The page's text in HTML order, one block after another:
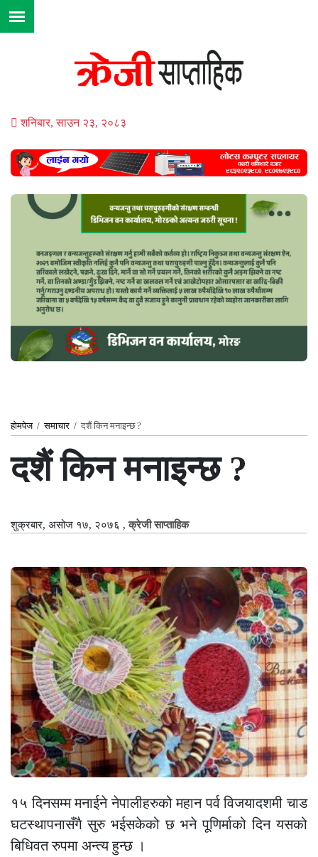
शनिबार, साउन २३, २०८३
होमपेज/समाचार / दशैं किन मनाइन्छ ?
दशैं किन मनाइन्छ ?
शुक्रबार, असोज १७, २०७६ ,क्रेजी साप्ताहिक
१५ दिनसम्म मनाईने नेपालीहरुको महान पर्व विजयादशमी चाड
घटस्थापनासँगै सुरु भईसकेको छ भने पूणिर्माको दिन यसको
बिधिवत रुपमा अन्त्य हुन्छ ।